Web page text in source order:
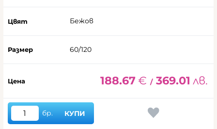
Бежов
60/120
188.67€ / 369.01 лв.
бр. КУПИ